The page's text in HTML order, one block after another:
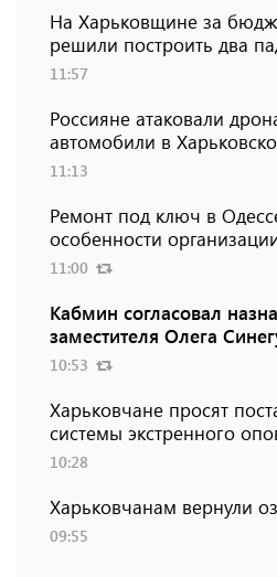
На Харьковщине за
решили построить два
11:57
Россияне атаковали
автомобили в
11:13
Ремонт под ключ в
особенности
11:00
Кабмин согласовал
заместителя Олега
10:53
Харьковчане просят
системы экстренного
10:28
Харьковчанам вернули
09:55